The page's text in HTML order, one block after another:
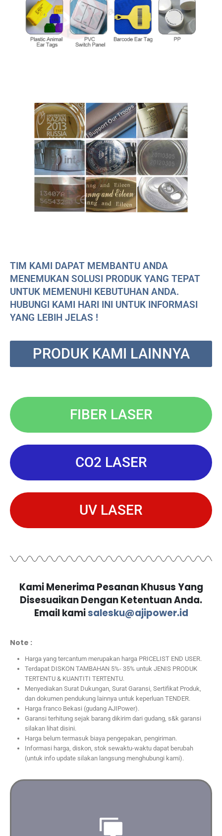
TIM KAMI DAPAT MEMBANTU ANDA
MENEMUKAN SOLUSI PRODUK YANG TEPAT
UNTUK MEMENUHI KEBUTUHAN ANDA.
HUBUNGI KAMI HARI INI UNTUK INFORMASI
YANG LEBIH JELAS !
PRODUK KAMI LAINNYA
FIBER LASER
CO2 LASER
UV LASER
Kami Menerima Pesanan Khusus Yang
Disesuaikan Dengan Ketentuan Anda.
Email kamisalesku@ajipower.id
Note :
Harga yang tercantum merupakan harga PRICELIST END USER.
Terdapat DISKON TAMBAHAN 5%- 35% untuk JENIS PRODUK
TERTENTU & KUANTITI TERTENTU.
Menyediakan Surat Dukungan, Surat Garansi, Sertifikat Produk,
dan dokumen pendukung lainnya untuk keperluan TENDER.
Harga franco Bekasi (gudang AJIPower).
Garansi terhitung sejak barang dikirim dari gudang, s&k garansi
silakan lihat disini.
Harga belum termasuk biaya pengepakan, pengiriman.
Informasi harga, diskon, stok sewaktu-waktu dapat berubah
(untuk info update silakan langsung menghubungi kami).